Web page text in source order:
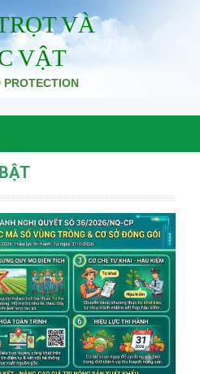
VÀ
VẬT
PROTECTION